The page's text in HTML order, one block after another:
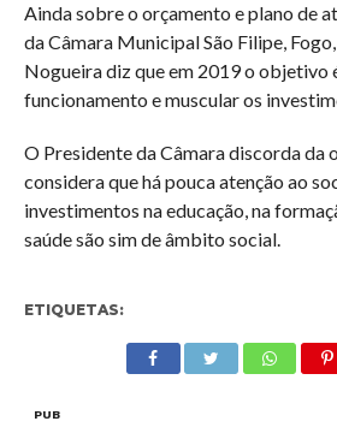
Ainda sobre o orçamento e plano de
da Câmara Municipal São Filipe,
Nogueira diz que em 2019 o objetivo
funcionamento e muscular os
O Presidente da Câmara discorda da
considera que há pouca atenção ao
investimentos na educação, na
saúde são sim de âmbito social.
ETIQUETAS:
PUB